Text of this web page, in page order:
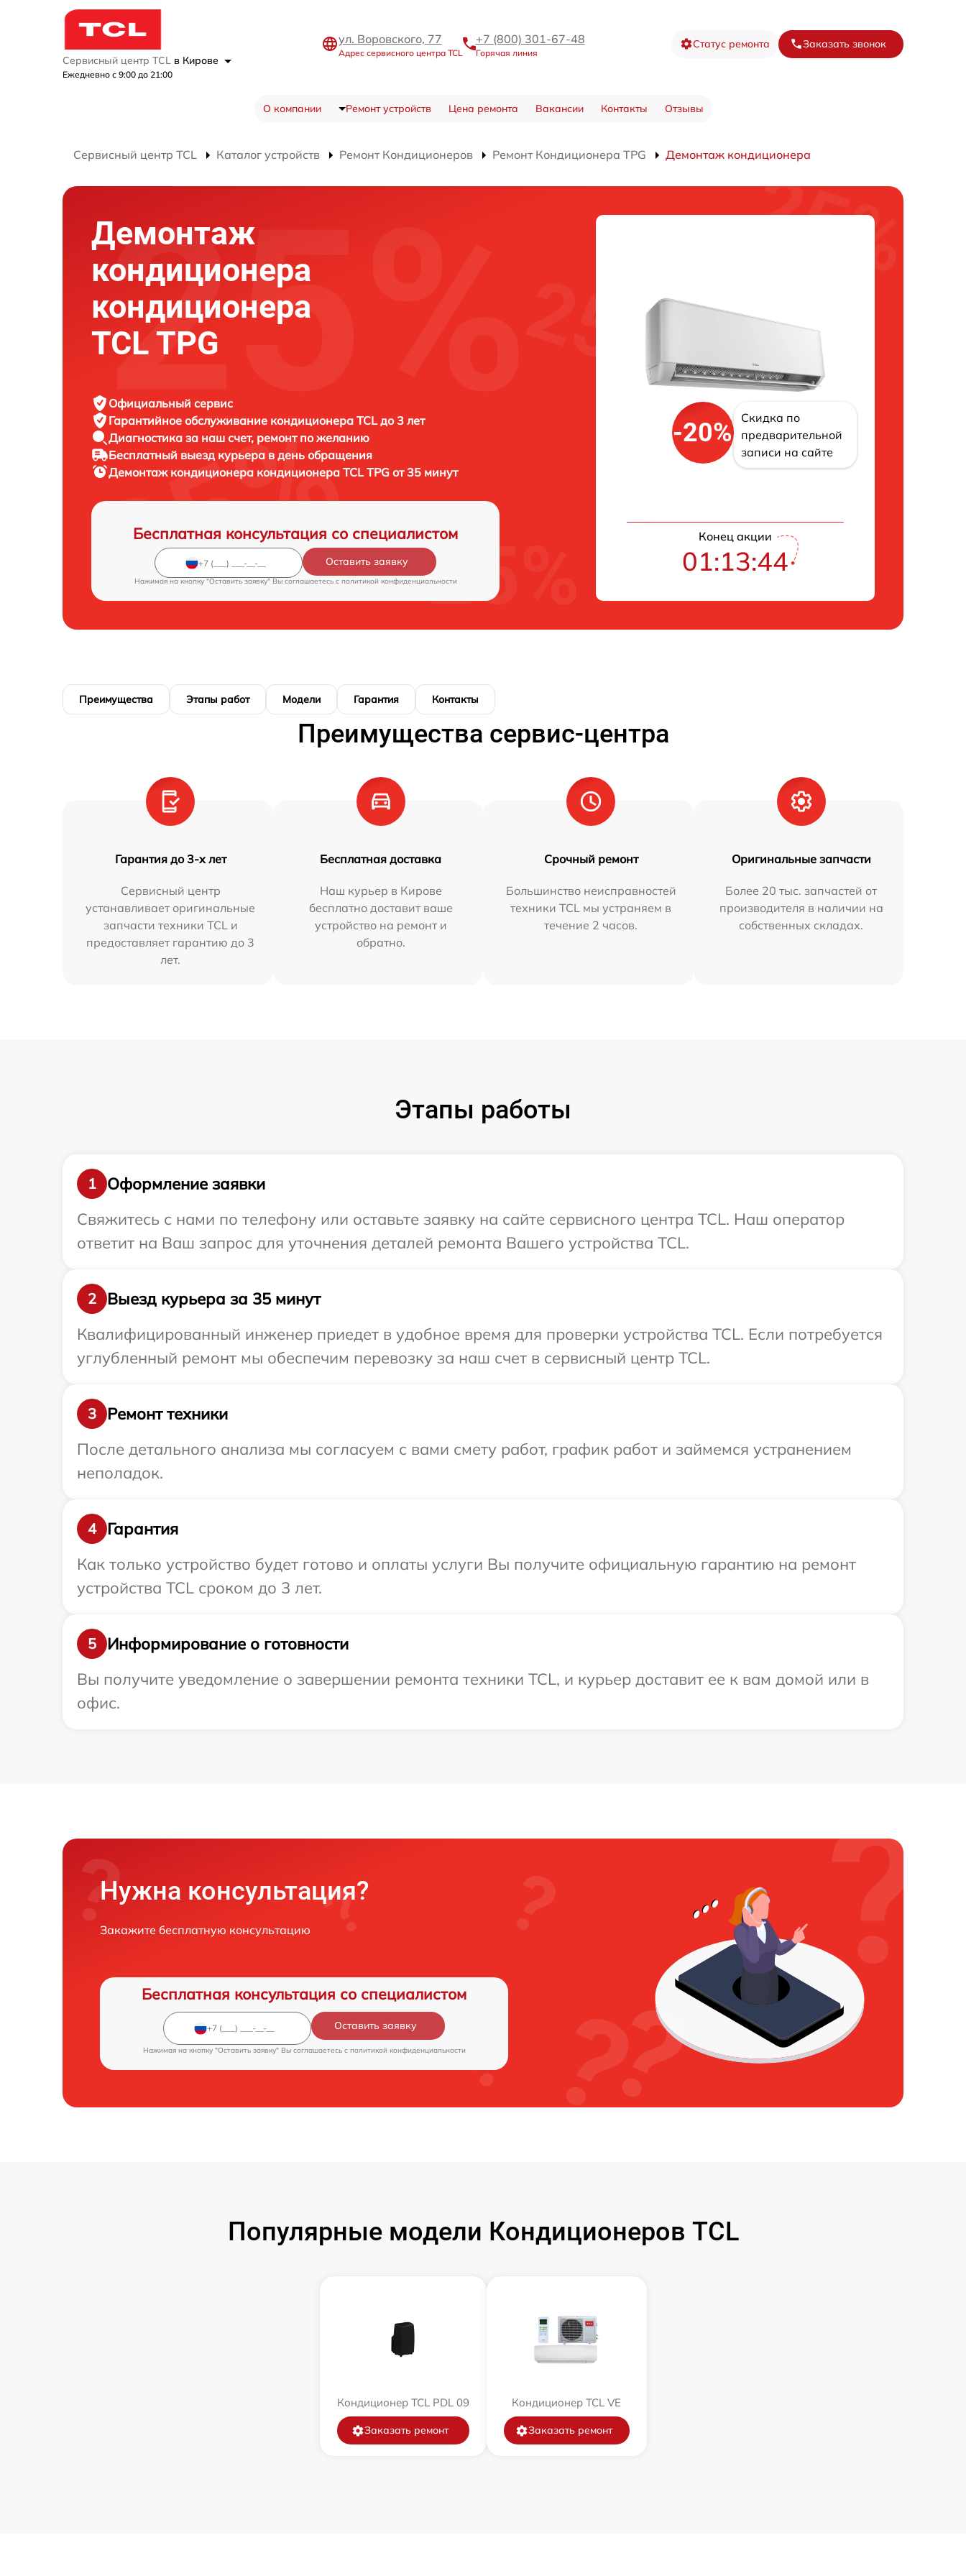
Сервисный центр TCL в Кирове
Ежедневно с 9:00 до 21:00
ул. Воровского, 77
Адрес сервисного центра TCL
+7 (800) 301-67-48
Горячая линия
Статус ремонта Заказать звонок
О компании Ремонт устройств Цена ремонта Вакансии Контакты Отзывы
Сервисный центр TCL Каталог устройств Ремонт Кондиционеров Ремонт Кондиционера TPG Демонтаж кондиционера
Демонтаж
кондиционера
кондиционера
TCL TPG
Официальный сервис
Гарантийное обслуживание кондиционера TCL до 3 лет
Диагностика за наш счет, ремонт по желанию
Бесплатный выезд курьера в день обращения
Демонтаж кондиционера кондиционера TCL TPG от 35 минут
Бесплатная консультация со специалистом
Оставить заявку
Нажимая на кнопку "Оставить заявку" Вы соглашаетесь c политикой конфиденциальности
-20%
Скидка по
предварительной
записи на сайте
Конец акции
01:13:43
Преимущества Этапы работ Модели Гарантия Контакты
Преимущества сервис-центра
Гарантия до 3-х лет
Сервисный центр
устанавливает оригинальные
запчасти техники TCL и
предоставляет гарантию до 3
лет.
Бесплатная доставка
Наш курьер в Кирове
бесплатно доставит ваше
устройство на ремонт и
обратно.
Срочный ремонт
Большинство неисправностей
техники TCL мы устраняем в
течение 2 часов.
Оригинальные запчасти
Более 20 тыс. запчастей от
производителя в наличии на
собственных складах.
Этапы работы
1
Оформление заявки
Свяжитесь с нами по телефону или оставьте заявку на сайте сервисного центра TCL. Наш оператор
ответит на Ваш запрос для уточнения деталей ремонта Вашего устройства TCL.
2
Выезд курьера за 35 минут
Квалифицированный инженер приедет в удобное время для проверки устройства TCL. Если потребуется
углубленный ремонт мы обеспечим перевозку за наш счет в сервисный центр TCL.
3
Ремонт техники
После детального анализа мы согласуем с вами смету работ, график работ и займемся устранением
неполадок.
4
Гарантия
Как только устройство будет готово и оплаты услуги Вы получите официальную гарантию на ремонт
устройства TCL сроком до 3 лет.
5
Информирование о готовности
Вы получите уведомление о завершении ремонта техники TCL, и курьер доставит ее к вам домой или в
офис.
Нужна консультация?
Закажите бесплатную консультацию
Бесплатная консультация со специалистом
Оставить заявку
Нажимая на кнопку "Оставить заявку" Вы соглашаетесь c политикой конфиденциальности
Популярные модели Кондиционеров TCL
Кондиционер TCL PDL 09
Заказать ремонт
Кондиционер TCL VE
Заказать ремонт